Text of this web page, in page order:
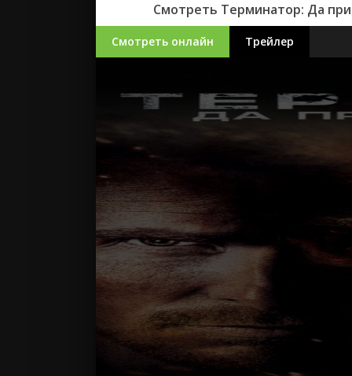
Смотреть Терминатор: Да
Смотреть онлайн Трейлер